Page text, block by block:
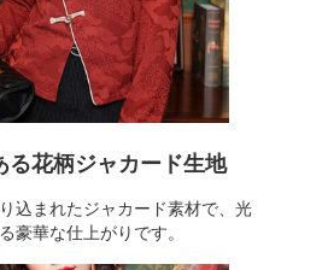
る花柄ジャカード生地
込まれたジャカード素材で、光
豪華な仕上がりです。